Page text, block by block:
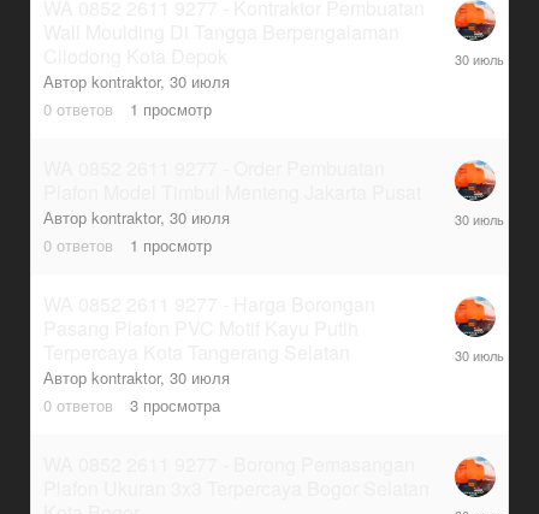
Автор kontraktor, 30 июля
0 ответов 1 просмотр
30
июля
Автор kontraktor, 30 июля
0 ответов 1 просмотр
30
июля
Автор kontraktor, 30 июля
0 ответов 3 просмотра
30
июля
30